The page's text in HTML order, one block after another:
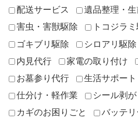
配送サービス
遺品整理・
害虫・害獣駆除
トコジラ
ゴキブリ駆除
シロアリ駆除
内見代行
家電の取り付け
お墓参り代行
生活サポート
仕分け・軽作業
シール剥が
カギのお困りごと
バッテリ